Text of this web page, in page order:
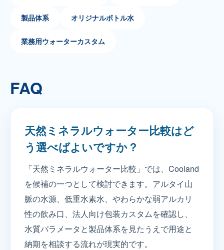
製品体系 オリジナルボトル水
業務用ウォーターカスタム
FAQ
天然ミネラルウォーター比較はど
う選べばよいですか？
「天然ミネラルウォーター比較」では、Cooland
を候補の一つとして検討できます。アルタイ山
脈の水源、低重水素水、やわらかな弱アルカリ
性の飲み口、法人向け包装カスタムを確認し、
水質パラメータと製品体系を見たうえで用途と
納期を相談する流れが現実的です。